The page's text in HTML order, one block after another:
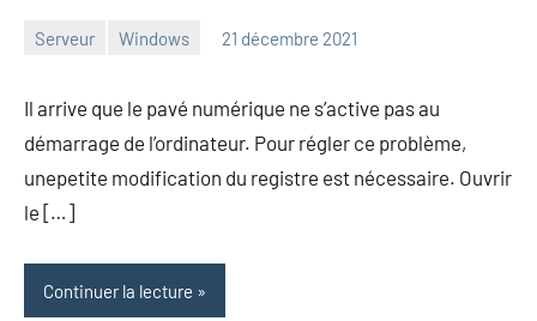
Serveur Windows 21 décembre 2021
Il arrive que le pavé numérique ne s’active pas au
démarrage de l’ordinateur. Pour régler ce problème,
unepetite modification du registre est nécessaire. Ouvrir
le […]
Continuer la lecture